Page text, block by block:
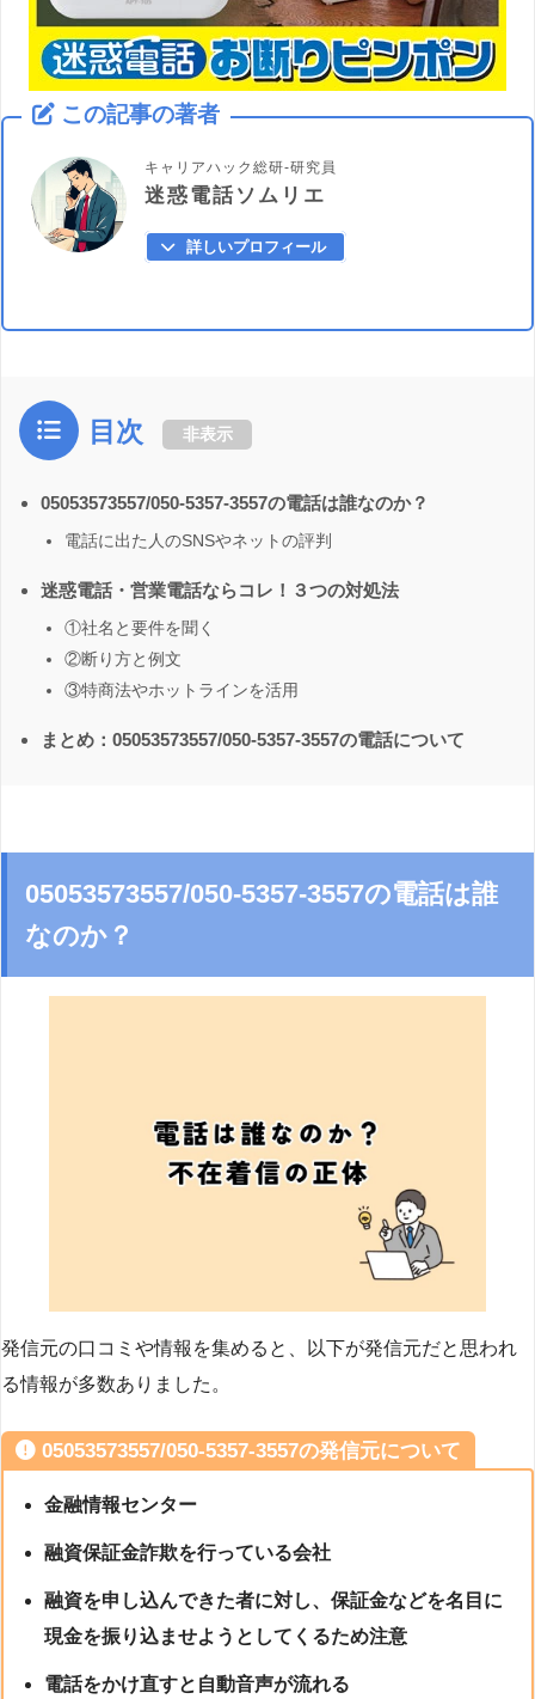
この記事の著者
キャリアハック総研-研究員
迷惑電話ソムリエ
詳しいプロフィール
目次 非表示
05053573557/050-5357-3557の電話は誰なのか？
電話に出た人のSNSやネットの評判
迷惑電話・営業電話ならコレ！３つの対処法
①社名と要件を聞く
②断り方と例文
③特商法やホットラインを活用
まとめ：05053573557/050-5357-3557の電話について
05053573557/050-5357-3557の電話は誰
なのか？
発信元の口コミや情報を集めると、以下が発信元だと思われ
る情報が多数ありました。
05053573557/050-5357-3557の発信元について
金融情報センター
融資保証金詐欺を行っている会社
融資を申し込んできた者に対し、保証金などを名目に
現金を振り込ませようとしてくるため注意
電話をかけ直すと自動音声が流れる